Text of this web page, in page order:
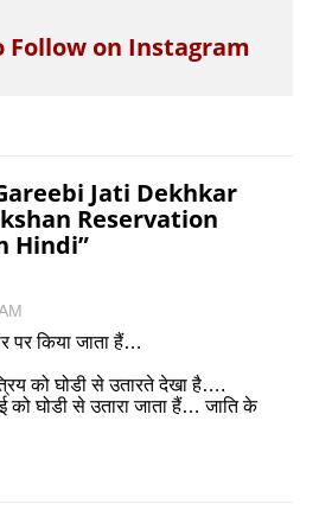
Follow on Instagram
Jati Dekhkar
Reservation
Hindi”
पर किया जाता हैं…
को घोडी से उतारते देखा है….
को घोडी से उतारा जाता हैं… जाति के